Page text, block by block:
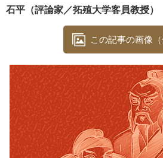
石平（評論家／拓殖大学客員教授）
この記事の画像（